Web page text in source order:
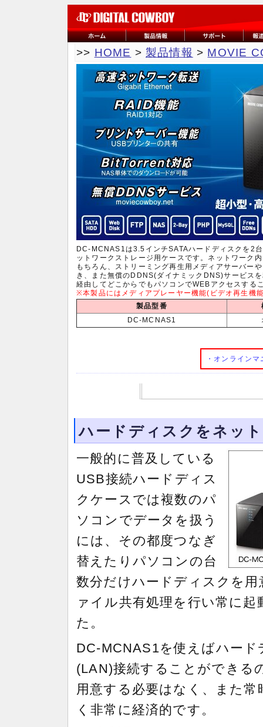
>> HOME >製品情報 > MOVIE
DC-MCNAS1は3.5インチSATAハードディスクを2
ットワークストレージ用ケースです。ネットワーク
もちろん、ストリーミング再生用メディアサーバー
き、また無償のDDNS(ダイナミックDNS)サービス
経由してどこからでもパソコンでWEBアクセスする
※本製品にはメディアプレーヤー機能(ビデオ再生機
製品型番
DC-MCNAS1
・オンライン
ハードディスクをネッ
一般的に普及している
USB接続ハードディス
クケースでは複数のパ
ソコンでデータを扱う
には、その都度つなぎ
替えたりパソコンの台
数分だけハードディスクを
ァイル共有処理を行い常に
た。
DC-MCNAS1を使えばハー
(LAN)接続することができる
用意する必要はなく、また
く非常に経済的です。